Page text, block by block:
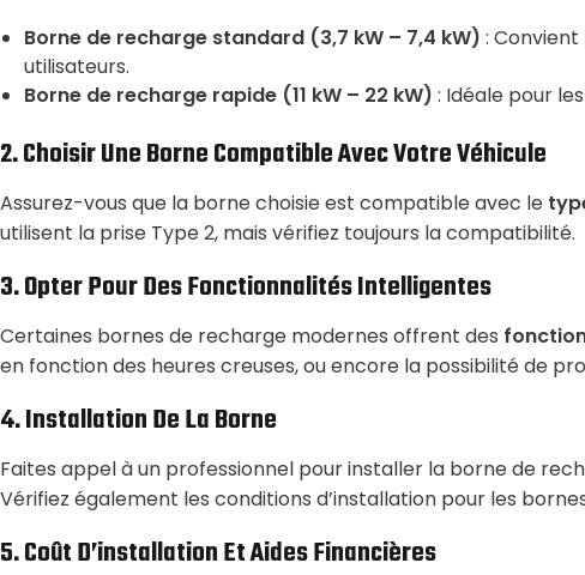
Borne de recharge standard (3,7 kW – 7,4 kW) :
utilisateurs.
Borne de recharge rapide (11 kW – 22 kW) : Idéale pour
2.Choisir Une Borne Compatible Avec Votre Véhicule
Assurez-vous que la borne choisie est compatible avec le
utilisent la prise Type 2, mais vérifiez toujours la compatibilité.
3.Opter Pour Des Fonctionnalités Intelligentes
Certaines bornes de recharge modernes offrent des
en fonction des heures creuses, ou encore la possibilité de
4.Installation De La Borne
Faites appel à un professionnel pour installer la borne de
Vérifiez également les conditions d’installation pour les
5.Coût D’installation Et Aides Financières